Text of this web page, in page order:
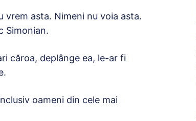
vrem asta. Nimeni nu voia asta.
Simonian.
căroa, deplânge ea, le-ar fi
oameni din cele mai